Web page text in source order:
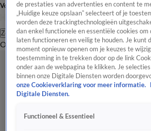
Volg Hart van Nederland
Zoeken
OverzichtRegioUitzendingenWeerTip de
de prestaties van advertenties en content te
„Huidige keuze opslaan” selecteert of je
worden deze trackingtechnologieën
dan enkel functionele en essentiële cookies
laten functioneren en veilig te houden. Je kunt
moment opnieuw openen om je keuzes te
toestemming in te trekken door op de link
onder aan de webpagina te klikken. Je selecties
binnen onze Digitale Diensten worden
onze Cookieverklaring voor meer informatie.
Digitale Diensten.
Functioneel & Essentieel